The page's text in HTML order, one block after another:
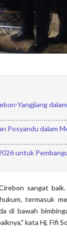
Yangjiang
Posyandu dalam
untuk
sangat
termasuk
di bawah
kata Hj. Fifi